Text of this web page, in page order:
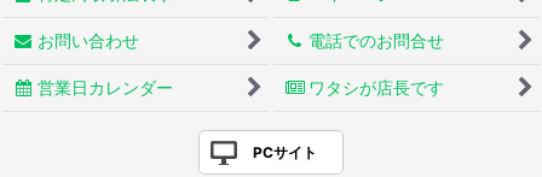
お問い合わせ 電話でのお問合せ
営業日カレンダー ワタシが店長です
PCサイト